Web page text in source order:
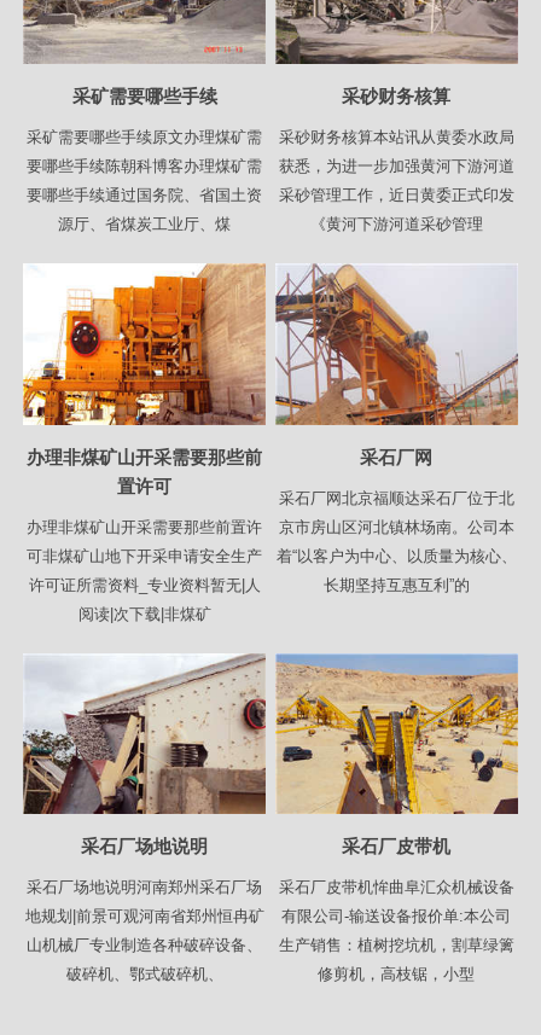
采矿需要哪些手续
采矿需要哪些手续原文办理煤矿需
要哪些手续陈朝科博客办理煤矿需
要哪些手续通过国务院、省国土资
源厅、省煤炭工业厅、煤
采砂财务核算
采砂财务核算本站讯从黄委水政局
获悉，为进一步加强黄河下游河道
采砂管理工作，近日黄委正式印发
《黄河下游河道采砂管理
办理非煤矿山开采需要那些前
置许可
办理非煤矿山开采需要那些前置许
可非煤矿山地下开采申请安全生产
许可证所需资料_专业资料暂无|人
阅读|次下载|非煤矿
采石厂网
采石厂网北京福顺达采石厂位于北
京市房山区河北镇林场南。公司本
着“以客户为中心、以质量为核心、
长期坚持互惠互利”的
采石厂场地说明
采石厂场地说明河南郑州采石厂场
地规划|前景可观河南省郑州恒冉矿
山机械厂专业制造各种破碎设备、
破碎机、鄂式破碎机、
采石厂皮带机
采石厂皮带机恈曲阜汇众机械设备
有限公司-输送设备报价单:本公司
生产销售：植树挖坑机，割草绿篱
修剪机，高枝锯，小型